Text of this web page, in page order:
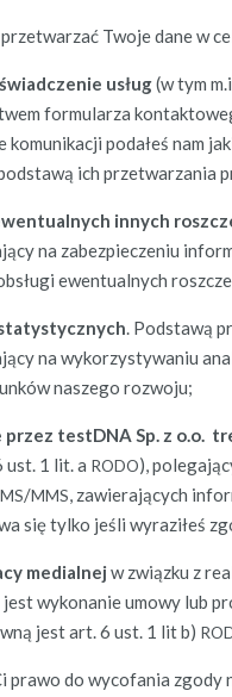
Two­je dane w
usług(w tym
for­mu­la­rza
komu­nikacji podałeś nam
ich przetwarza­nia
innych
na zabez­piecze­niu
ewen­tu­al­nych
. Pod­stawą
na wyko­rzysty­wa­niu
naszego rozwoju;
testD­NA Sp. z o.o.
ust. 1 lit. a RODO),
/MMS, zaw­ier­a­ją­cych
się tylko jeśli wyraz­iłeś
medi­al­nej w związku z
wyko­nanie umowy lub
jest art. 6 ust. 1 lit b)
pra­wo do wyco­fa­nia